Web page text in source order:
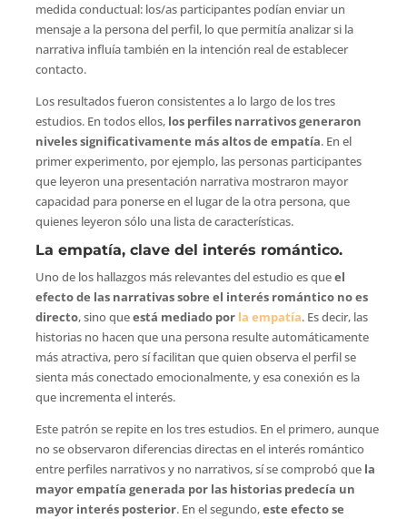
medida conductual: los/as participantes podían enviar un
mensaje a la persona del perfil, lo que permitía analizar si la
narrativa influía también en la intención real de establecer
contacto.
Los resultados fueron consistentes a lo largo de los tres
estudios. En todos ellos, los perfiles narrativos generaron
niveles significativamente más altos de empatía. En el
primer experimento, por ejemplo, las personas participantes
que leyeron una presentación narrativa mostraron mayor
capacidad para ponerse en el lugar de la otra persona, que
quienes leyeron sólo una lista de características.
La empatía, clave del interés romántico.
Uno de los hallazgos más relevantes del estudio es queel
efecto de las narrativas sobre el interés romántico no es
directo, sino queestá mediado porla empatía. Es decir, las
historias no hacen que una persona resulte automáticamente
más atractiva, pero sí facilitan que quien observa el perfil se
sienta más conectado emocionalmente, y esa conexión es la
que incrementa el interés.
Este patrón se repite en los tres estudios. En el primero, aunque
no se observaron diferencias directas en el interés romántico
entre perfiles narrativos y no narrativos, sí se comprobó que la
mayor empatía generada por las historias predecía un
mayor interés posterior. En el segundo,este efecto se